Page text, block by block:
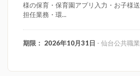
様の保育・保育園アプリ入力・お子様
担任業務・環...
期限： 2026年10月31日 - 仙台公共職